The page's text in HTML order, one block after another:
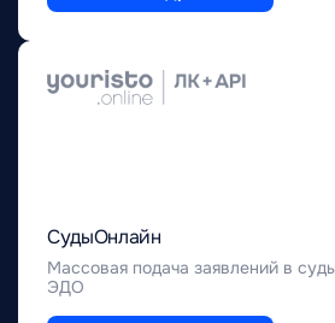
СудыОнлайн
Массовая подача заявлений в
ЭДО